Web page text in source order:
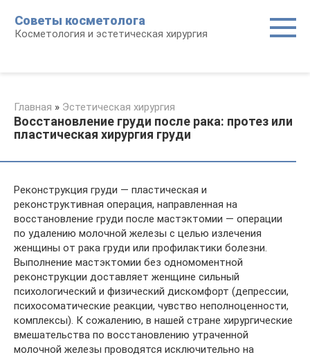
контенту
Советы косметолога
Косметология и эстетическая хирургия
Главная » Эстетическая хирургия
Восстановление груди после рака: протез или
пластическая хирургия груди
Реконструкция груди — пластическая и
реконструктивная операция, направленная на
восстановление груди после мастэктомии — операции
по удалению молочной железы с целью излечения
женщины от рака груди или профилактики болезни.
Выполнение мастэктомии без одномоментной
реконструкции доставляет женщине сильный
психологический и физический дискомфорт (депрессии,
психосоматические реакции, чувство неполноценности,
комплексы). К сожалению, в нашей стране хирургические
вмешательства по восстановлению утраченной
молочной железы проводятся исключительно на